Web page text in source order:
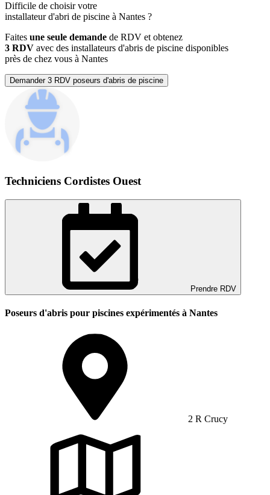
Difficile de choisir votre
installateur d'abri de piscine à Nantes ?
Faites une seule demande de RDV et obtenez
3 RDV avec des installateurs d'abris de piscine disponibles
près de chez vous à Nantes
Demander 3 RDV poseurs d'abris de piscine
Techniciens Cordistes Ouest
Prendre RDV
Poseurs d'abris pour piscines expérimentés à Nantes
2 R Crucy